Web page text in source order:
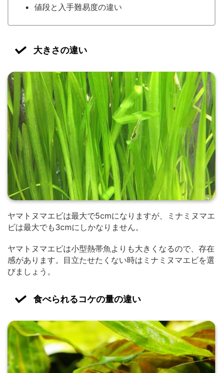
値段と入手難易度の違い
大きさの違い
ヤマトヌマエビは最大で5cmになりますが、ミナミヌマエ
ビは最大でも3cmにしかなりません。
ヤマトヌマエビは小型熱帯魚よりも大きくなるので、存在
感があります。目立たせたくない時はミナミヌマエビを選
びましょう。
食べられるコケの量の違い